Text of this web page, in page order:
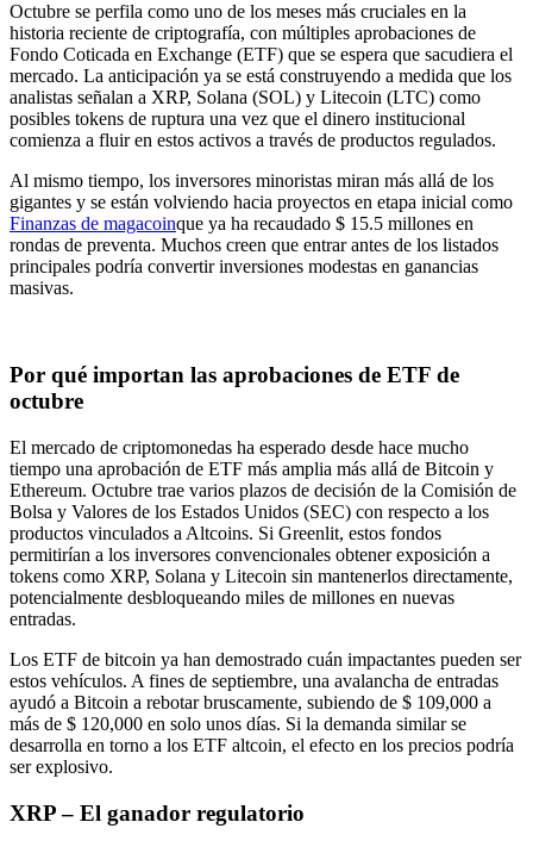
Octubre se perfila como uno de los meses más cruciales en la
historia reciente de criptografía, con múltiples aprobaciones de
Fondo Coticada en Exchange (ETF) que se espera que sacudiera el
mercado. La anticipación ya se está construyendo a medida que los
analistas señalan a XRP, Solana (SOL) y Litecoin (LTC) como
posibles tokens de ruptura una vez que el dinero institucional
comienza a fluir en estos activos a través de productos regulados.
Al mismo tiempo, los inversores minoristas miran más allá de los
gigantes y se están volviendo hacia proyectos en etapa inicial como
Finanzas de magacoinque ya ha recaudado $ 15.5 millones en
rondas de preventa. Muchos creen que entrar antes de los listados
principales podría convertir inversiones modestas en ganancias
masivas.
Por qué importan las aprobaciones de ETF de
octubre
El mercado de criptomonedas ha esperado desde hace mucho
tiempo una aprobación de ETF más amplia más allá de Bitcoin y
Ethereum. Octubre trae varios plazos de decisión de la Comisión de
Bolsa y Valores de los Estados Unidos (SEC) con respecto a los
productos vinculados a Altcoins. Si Greenlit, estos fondos
permitirían a los inversores convencionales obtener exposición a
tokens como XRP, Solana y Litecoin sin mantenerlos directamente,
potencialmente desbloqueando miles de millones en nuevas
entradas.
Los ETF de bitcoin ya han demostrado cuán impactantes pueden ser
estos vehículos. A fines de septiembre, una avalancha de entradas
ayudó a Bitcoin a rebotar bruscamente, subiendo de $ 109,000 a
más de $ 120,000 en solo unos días. Si la demanda similar se
desarrolla en torno a los ETF altcoin, el efecto en los precios podría
ser explosivo.
XRP – El ganador regulatorio